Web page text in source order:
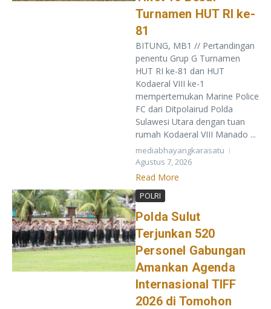
Turnamen HUT RI ke-
81
BITUNG, MB1 // Pertandingan
penentu Grup G Turnamen
HUT RI ke-81 dan HUT
Kodaeral VIII ke-1
mempertemukan Marine Police
FC dari Ditpolairud Polda
Sulawesi Utara dengan tuan
rumah Kodaeral VIII Manado ...
mediabhayangkarasatu
Agustus 7, 2026
Read More
POLRI
​Polda Sulut
Terjunkan 520
Personel Gabungan
Amankan Agenda
Internasional TIFF
2026 di Tomohon